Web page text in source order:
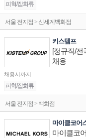
피혁/잡화류
서울 전지점 > 신세계백화점
키스템프
[정규직/전
채용
채용시까지
피혁/잡화류
서울 전지점 > 백화점
마이클코어
마이클코